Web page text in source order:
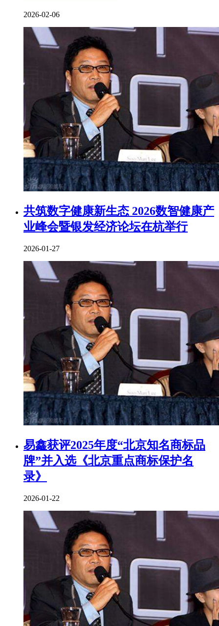
2026-02-06
共筑数字健康新生态 2026数智健康产
业峰会暨银发经济论坛在杭举行
2026-01-27
易鑫获评2025年度“北京知名商标品
牌”并入选《北京重点商标保护名
录》
2026-01-22